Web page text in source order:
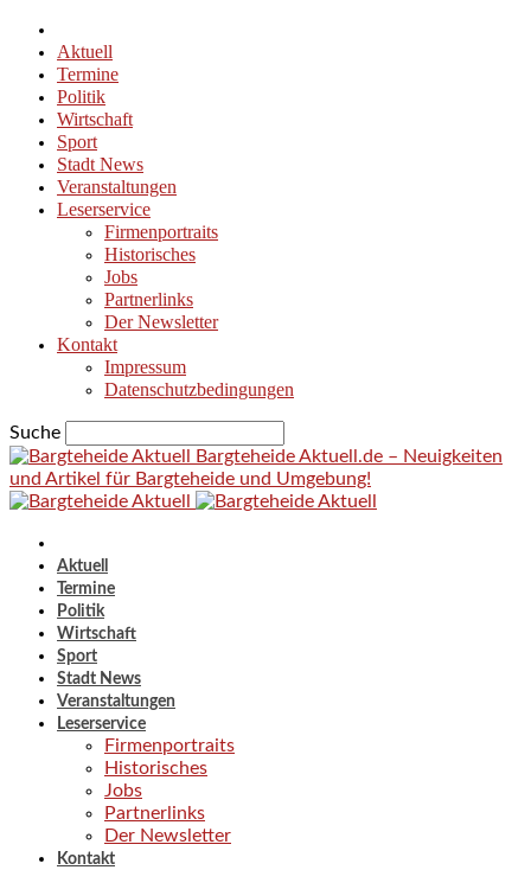
Aktuell
Termine
Politik
Wirtschaft
Sport
Stadt News
Veranstaltungen
Leserservice
Firmenportraits
Historisches
Jobs
Partnerlinks
Der Newsletter
Kontakt
Impressum
Datenschutzbedingungen
Suche
Bargteheide Aktuell.de – Neuigkeiten
und Artikel für Bargteheide und Umgebung!
Aktuell
Termine
Politik
Wirtschaft
Sport
Stadt News
Veranstaltungen
Leserservice
Firmenportraits
Historisches
Jobs
Partnerlinks
Der Newsletter
Kontakt